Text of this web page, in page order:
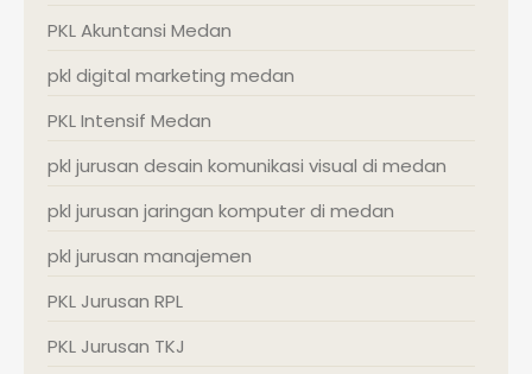
PKL Akuntansi Medan
pkl digital marketing medan
PKL Intensif Medan
pkl jurusan desain komunikasi visual di medan
pkl jurusan jaringan komputer di medan
pkl jurusan manajemen
PKL Jurusan RPL
PKL Jurusan TKJ